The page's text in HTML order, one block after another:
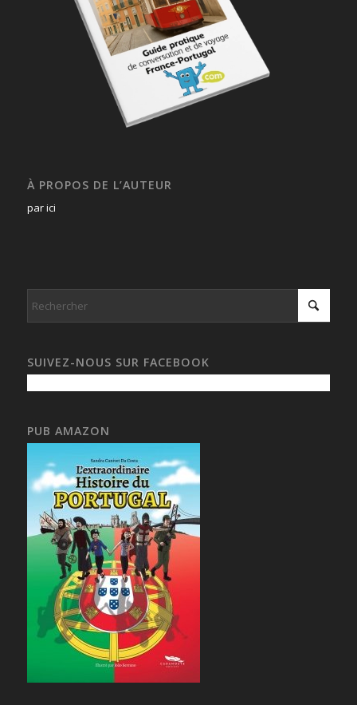
À PROPOS DE L’AUTEUR
par ici
SUIVEZ-NOUS SUR FACEBOOK
PUB AMAZON